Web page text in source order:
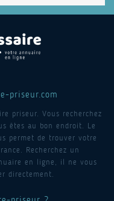
priseur.com
priseur. Vous recherchez
êtes au bon endroit. Le
permet de trouver votre
Recherchez un
en ligne, il ne vous
directement.